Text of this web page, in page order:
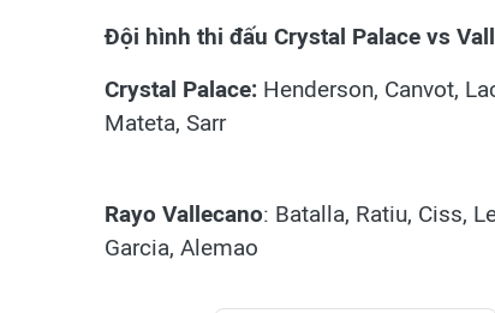
Đội hình thi đấu Crystal Palace vs
Crystal Palace: Henderson, Canvot,
Mateta, Sarr
Rayo Vallecano: Batalla, Ratiu, Ciss,
Garcia, Alemao